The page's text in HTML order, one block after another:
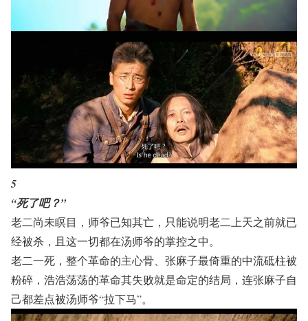
5
“死了吧？”
老二尚未瞑目，师爷已知其亡，只能说明老二上天之前就已
经被杀，且这一切都在汤师爷的掌控之中。
老二一死，整个革命的主心骨、张麻子最倚重的中流砥柱被
粉碎，浩浩荡荡的革命其失败就是命定的结局，连张麻子自
己都差点被汤师爷“拉下马”。